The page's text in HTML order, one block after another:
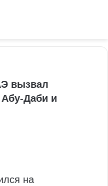
вызвал
Даби и
на